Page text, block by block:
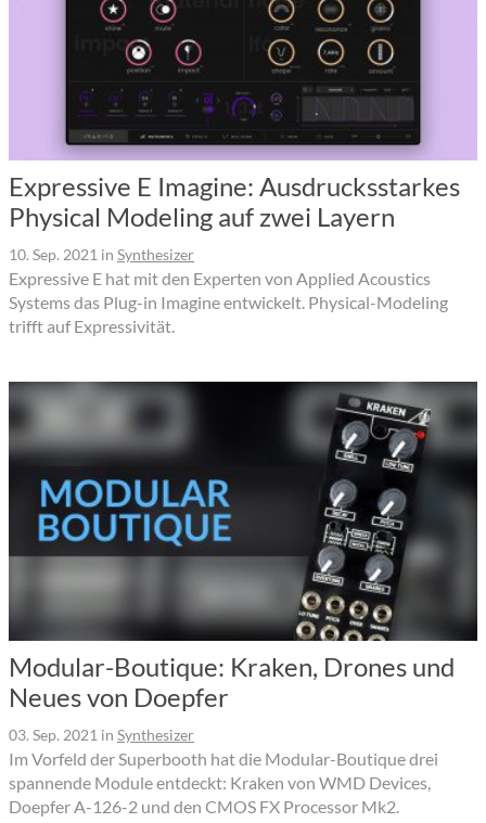
Expressive E Imagine: Ausdrucksstarkes
Physical Modeling auf zwei Layern
10. Sep. 2021 in Synthesizer
Expressive E hat mit den Experten von Applied Acoustics
Systems das Plug-in Imagine entwickelt. Physical-Modeling
trifft auf Expressivität.
Modular-Boutique: Kraken, Drones und
Neues von Doepfer
03. Sep. 2021 in Synthesizer
Im Vorfeld der Superbooth hat die Modular-Boutique drei
spannende Module entdeckt: Kraken von WMD Devices,
Doepfer A-126-2 und den CMOS FX Processor Mk2.